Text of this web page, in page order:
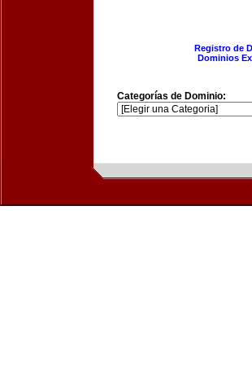
Registro de
Dominios
Categorías de Dominio: